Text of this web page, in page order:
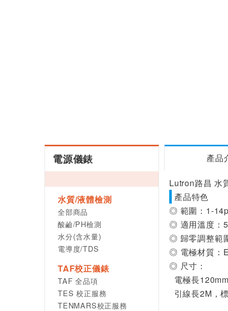
電源儀錶
水質/液體檢測
全部商品
酸鹼/PH檢測
水分(含水量)
電導度/TDS
TAF校正儀錶
TAF 全品項
TES 校正服務
TENMARS校正服務
產品
Lutron路昌 水
產品特色
◎ 範圍：1-
◎ 適用溫度：
◎ 歸零調整範
◎ 電極材質：
◎ 尺寸：
電極長
引線長2M，